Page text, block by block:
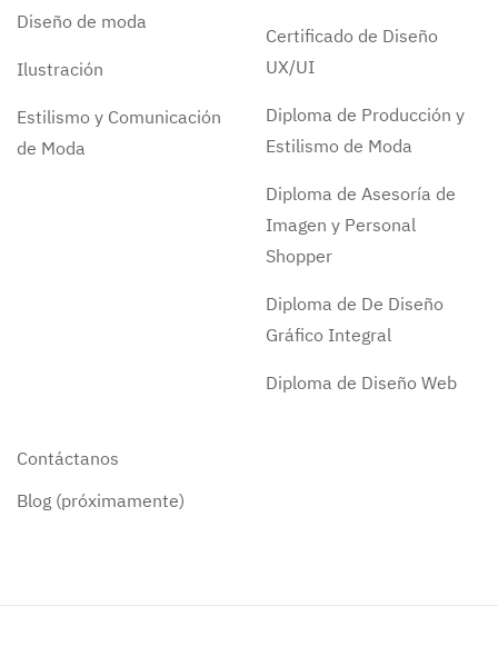
Diseño de moda
Ilustración
Estilismo y Comunicación
de Moda
Certificado de Diseño
UX/UI
Diploma de Producción y
Estilismo de Moda
Diploma de Asesoría de
Imagen y Personal
Shopper
Diploma de De Diseño
Gráfico Integral
Diploma de Diseño Web
Contáctanos
Blog (próximamente)